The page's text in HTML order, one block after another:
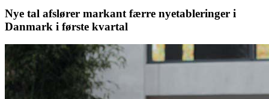
Nye tal afslører markant færre nyetableringer i
Danmark i første kvartal